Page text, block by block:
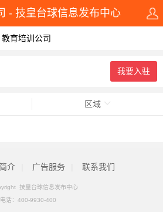
- 技皇台球信息发布中心
教育培训公司
我要入驻
区域
介 广告服务 联系我们
技皇台球信息发布中心
电话： 400-9930-400